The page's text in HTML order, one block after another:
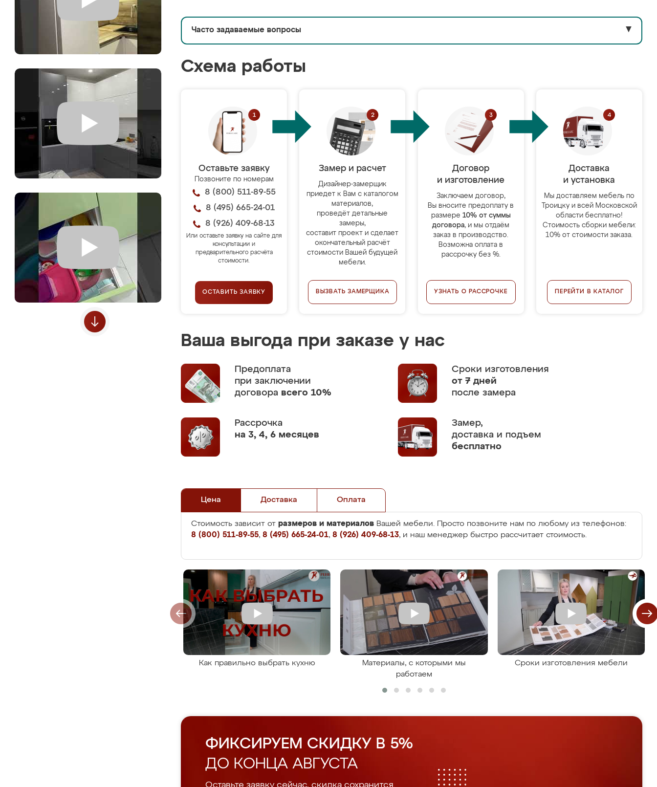
Часто задаваемые вопросы ▼
Схема работы
Оставьте заявку
Позвоните по номерам
8 (800) 511-89-55
8 (495) 665-24-01
8 (926) 409-68-13
Или оставьте заявку на сайте для
консультации и
предварительного расчёта
стоимости.
ОСТАВИТЬ ЗАЯВКУ
Замер и расчет
Дизайнер-замерщик
приедет к Вам с каталогом
материалов,
проведёт детальные
замеры,
составит проект и сделает
окончательный расчёт
стоимости Вашей будущей
мебели.
ВЫЗВАТЬ ЗАМЕРЩИКА
Договор
и изготовление
Заключаем договор,
Вы вносите предоплату в
размере 10% от суммы
договора, и мы отдаём
заказ в производство.
Возможна оплата в
рассрочку без %.
УЗНАТЬ О РАССРОЧКЕ
Доставка
и установка
Мы доставляем мебель по
Троицку и всей Московской
области бесплатно!
Стоимость сборки мебели:
10% от стоимости заказа.
ПЕРЕЙТИ В КАТАЛОГ
Ваша выгода при заказе у нас
Предоплата
при заключении
договора всего 10%
Сроки изготовления
от 7 дней
после замера
Рассрочка
на 3, 4, 6 месяцев
Замер,
доставка и подъем
бесплатно
Цена Доставка Оплата
Стоимость зависит от размеров и материалов Вашей мебели. Просто позвоните нам по любому из телефонов:
8 (800) 511-89-55, 8 (495) 665-24-01, 8 (926) 409-68-13, и наш менеджер быстро рассчитает стоимость.
Как правильно выбрать кухню
Материалы, с которыми мы
работаем
Сроки изготовления мебели
ФИКСИРУЕМ СКИДКУ В 5%
ДО КОНЦА АВГУСТА
Оставьте заявку сейчас, скидка сохранится.